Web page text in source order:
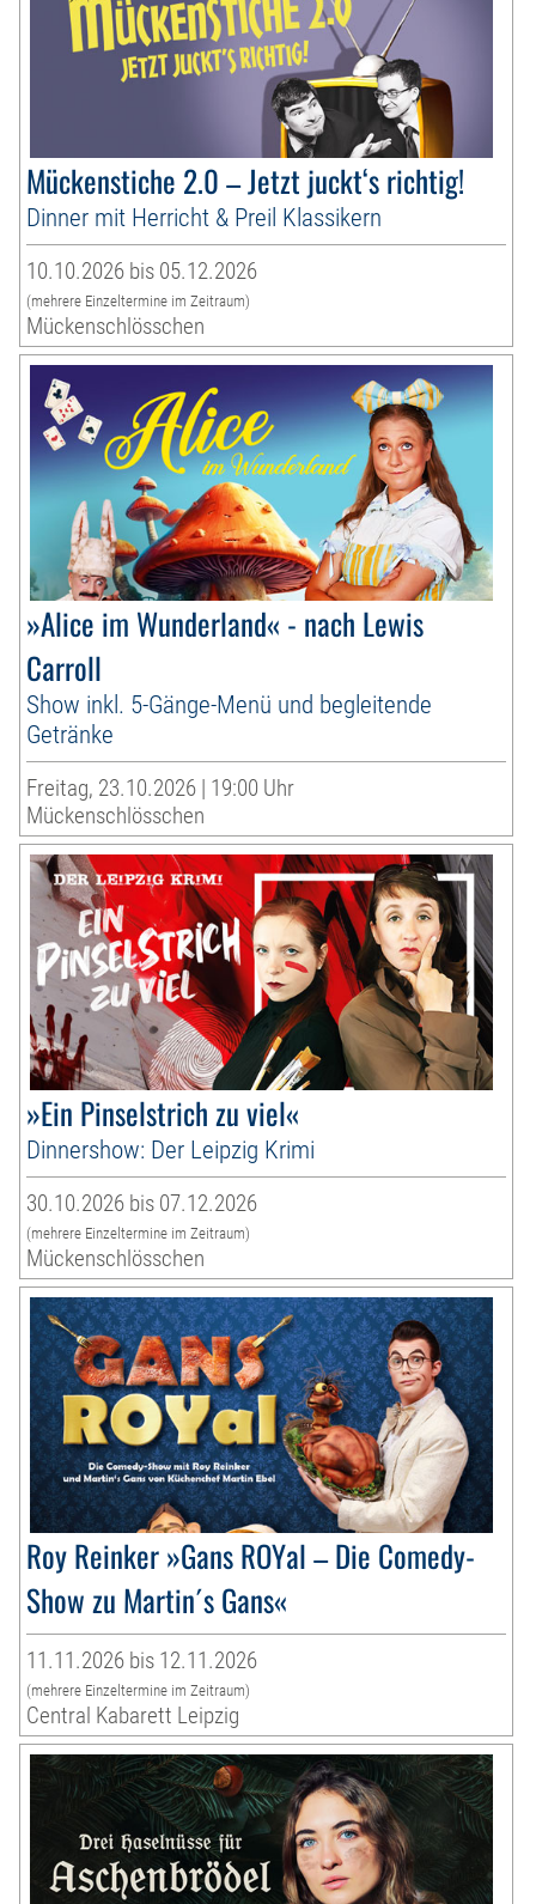
Mückenstiche 2.0 – Jetzt juckt‘s richtig!
Dinner mit Herricht & Preil Klassikern
10.10.2026 bis 05.12.2026
(mehrere Einzeltermine im Zeitraum)
Mückenschlösschen
»Alice im Wunderland« - nach Lewis
Carroll
Show inkl. 5-Gänge-Menü und begleitende
Getränke
Freitag, 23.10.2026 | 19:00 Uhr
Mückenschlösschen
»Ein Pinselstrich zu viel«
Dinnershow: Der Leipzig Krimi
30.10.2026 bis 07.12.2026
(mehrere Einzeltermine im Zeitraum)
Mückenschlösschen
Roy Reinker »Gans ROYal – Die Comedy-
Show zu Martin´s Gans«
11.11.2026 bis 12.11.2026
(mehrere Einzeltermine im Zeitraum)
Central Kabarett Leipzig